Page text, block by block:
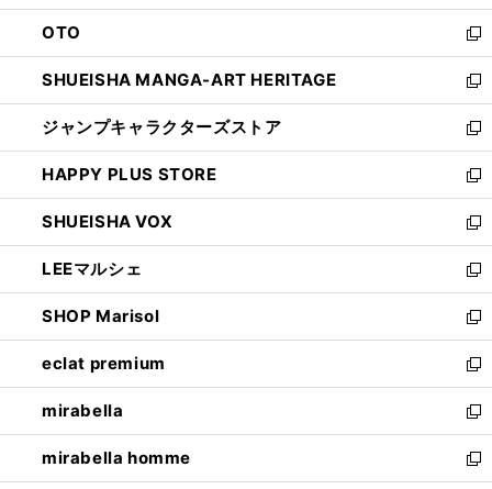
ウ
で
開
く
ン
ド
ウ
で
開
く
OTO
新
し
い
ウ
ィ
ン
ド
ウ
で
開
く
SHUEISHA MANGA-ART HERITAGE
新
し
い
ウ
ィ
ン
ド
ウ
で
開
く
ジャンプキャラクターズストア
新
し
い
ウ
ィ
ン
ド
ウ
で
開
く
HAPPY PLUS STORE
新
し
い
ウ
ィ
ン
ド
ウ
で
開
く
SHUEISHA VOX
新
し
い
ウ
ィ
ン
ド
ウ
で
開
く
LEEマルシェ
新
し
い
ウ
ィ
ン
ド
ウ
で
開
SHOP Marisol
新
し
い
ウ
ィ
ン
ド
ウ
eclat premium
新
し
い
ウ
ィ
ン
mirabella
新
し
い
ウ
mirabella homme
新